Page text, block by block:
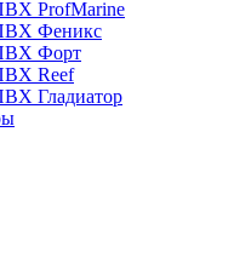
ProfMarine
Феникс
Форт
Reef
Гладиатор